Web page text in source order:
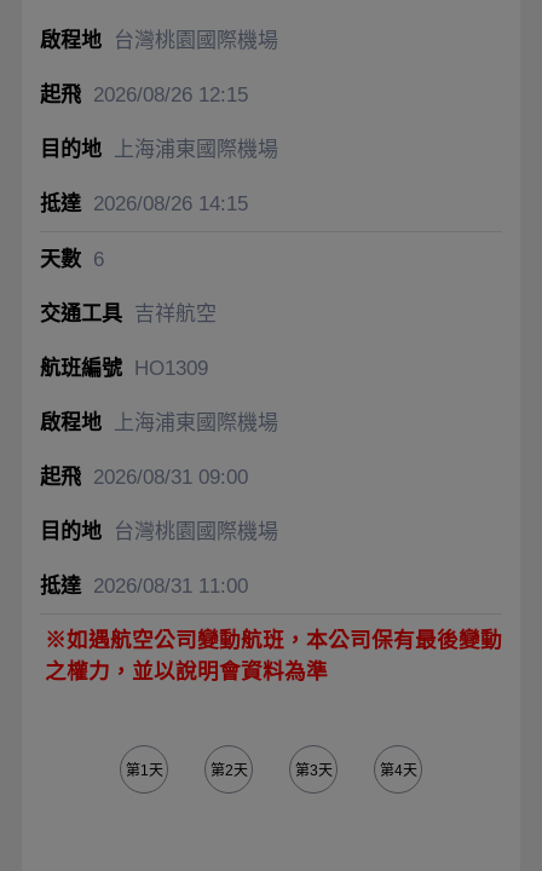
台灣桃園國際機場
2026/08/2612:15
上海浦東國際機場
2026/08/2614:15
6
吉祥航空
HO1309
上海浦東國際機場
2026/08/3109:00
台灣桃園國際機場
2026/08/3111:00
※如遇航空公司變動航班，本公司保有最後變動
之權力，並以說明會資料為準
第1天 第2天 第3天 第4天